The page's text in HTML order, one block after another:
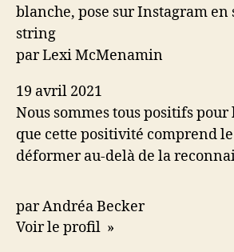
par Lexi McMenamin
19 avril 2021
Nous sommes tous positifs pour
que cette positivité comprend
déformer au-delà de la
par Andréa Becker
Voir le profil »